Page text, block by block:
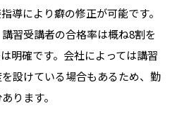
導により癖の修正が可能です。
習受講者の合格率は概ね8割を
明確です。会社によっては講習
設けている場合もあるため、勤
ります。